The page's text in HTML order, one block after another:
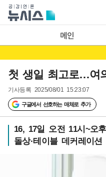
메인
첫 생일 최고로…여
기사등록 2025/08/01 15:23:07
구글에서 선호하는 매체로 추가
16, 17일 오전 11시~오
돌상·테이블 데커레이